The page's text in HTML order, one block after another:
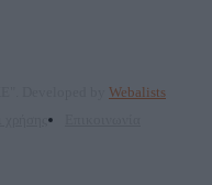
Webalists